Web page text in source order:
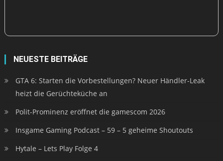
NEUESTE BEITRÄGE
GTA 6: Starten die Vorbestellungen? Neuer Händler-Leak
heizt die Gerüchteküche an
Polit-Prominenz eröffnet die gamescom 2026
Insgame Gaming Podcast – 59 – 5 geheime Shoutouts
Hytale – Lets Play Folge 4